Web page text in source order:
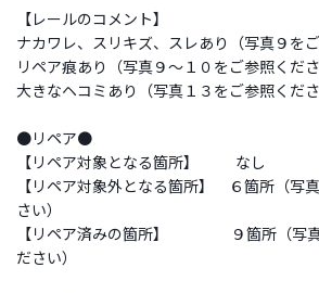
【レールのコメント】
ナカワレ、スリキズ、スレあり（写真９をご
リペア痕あり（写真９～１０をご参照くださ
大きなヘコミあり（写真１３をご参照くださ
●リペア●
【リペア対象となる箇所】 なし
【リペア対象外となる箇所】 ６箇所（写
さい）
【リペア済みの箇所】 ９箇所（写真
ださい）